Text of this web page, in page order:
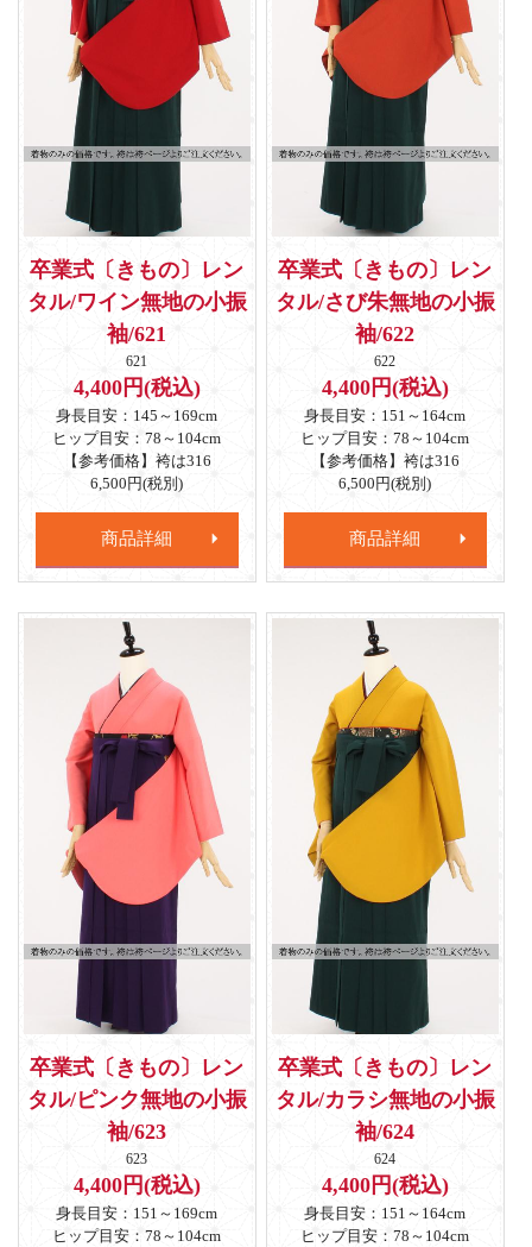
卒業式〔きもの〕レン
タル/ワイン無地の小振
袖/621
621
4,400円(税込)
身長目安：145～169cm
ヒップ目安：78～104cm
【参考価格】袴は316
6,500円(税別)
商品詳細
卒業式〔きもの〕レン
タル/さび朱無地の小振
袖/622
622
4,400円(税込)
身長目安：151～164cm
ヒップ目安：78～104cm
【参考価格】袴は316
6,500円(税別)
商品詳細
卒業式〔きもの〕レン
タル/ピンク無地の小振
袖/623
623
4,400円(税込)
身長目安：151～169cm
ヒップ目安：78～104cm
卒業式〔きもの〕レン
タル/カラシ無地の小振
袖/624
624
4,400円(税込)
身長目安：151～164cm
ヒップ目安：78～104cm